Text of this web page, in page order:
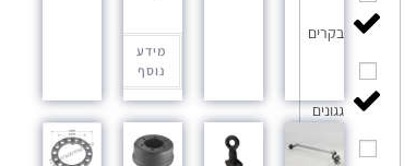
בקרים
גגונים
מידע
נוסף